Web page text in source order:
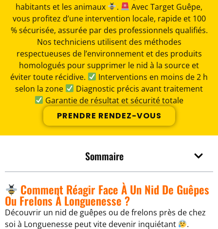
habitants et les animaux
.
Avec Target Guêpe,
vous profitez d’une intervention locale, rapide et 100
% sécurisée, assurée par des professionnels qualifiés.
Nos techniciens utilisent des méthodes
respectueuses de l’environnement et des produits
homologués pour supprimer le nid à la source et
éviter toute récidive.
Interventions en moins de 2 h
selon la zone
Diagnostic précis avant traitement
Garantie de résultat et sécurité totale
PRENDRE RENDEZ-VOUS
Sommaire
Comment Réagir Face À Un Nid De Guêpes
Ou Frelons À Longuenesse ?
Découvrir un nid de guêpes ou de frelons près de chez
soi à Longuenesse peut vite devenir inquiétant
.